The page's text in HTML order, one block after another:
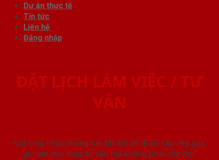
Dự án thực tế
Tin tức
Liên hệ
Đăng nhập
ĐẶT LỊCH LÀM VIỆC / TƯ
VẤN
Vui lòng nhập thông tin đặt lịch để được sắp xếp gặp
gỡ làm việc hoăc tư vấn mà không phải chờ đợi.